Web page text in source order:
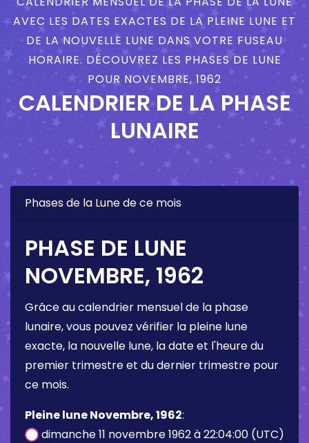
AVEC LES DATES EXACTES DE LA PLEINE LUNE ET
DE LA NOUVELLE LUNE DANS VOTRE FUSEAU
HORAIRE. DÉCOUVREZ LES PHASES DE LUNE
POUR NOVEMBRE, 1962
CALENDRIER DE LA PHASE
LUNAIRE
Phases de la Lune de ce mois
PHASE DE LUNE
NOVEMBRE, 1962
Grâce au calendrier mensuel de la phase
lunaire, vous pouvez vérifier la pleine lune
exacte, la nouvelle lune, la date et l'heure du
premier trimestre et du dernier trimestre pour
ce mois.
Pleine lune Novembre, 1962:
dimanche 11 novembre 1962 à 22:04:00 (UTC)